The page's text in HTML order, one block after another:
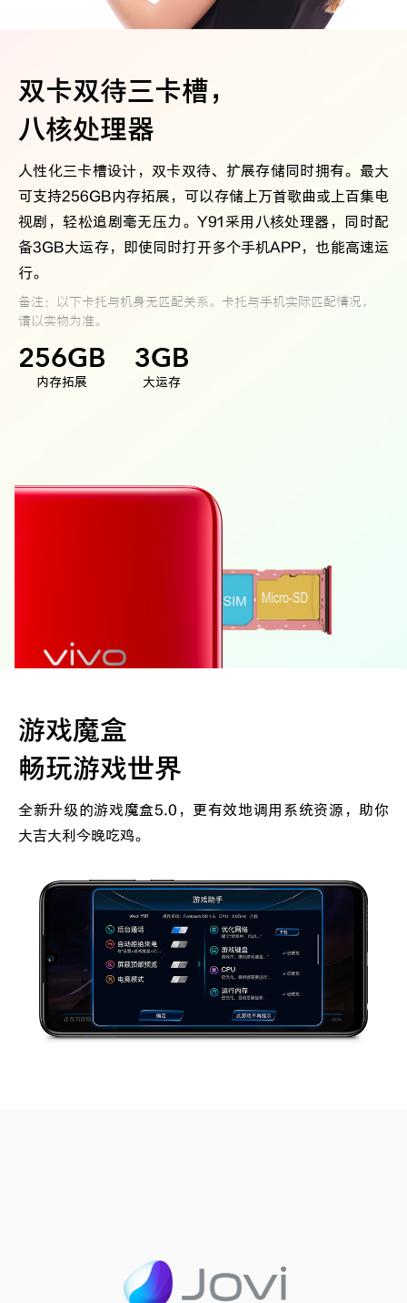
双卡双待三卡槽，
八核处理器
人性化三卡槽设计，双卡双待、扩展存储同时拥有。最大
可支持256GB内存拓展，可以存储上万首歌曲或上百集电
视剧，轻松追剧毫无压力。Y91采用八核处理器，同时配
备3GB大运存，即使同时打开多个手机APP，也能高速运
行。
备注：以下卡托与机身无匹配关系。卡托与手机实际匹配情况，
请以实物为准。
256GB
内存拓展
3GB
大运存
游戏魔盒
畅玩游戏世界
全新升级的游戏魔盒5.0，更有效地调用系统资源，助你
大吉大利今晚吃鸡。
热量查询等信息，一目了然。